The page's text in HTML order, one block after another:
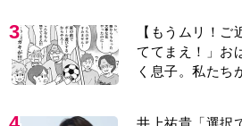
く息子。私た
話】
4
井上祐貴「選択
る』では横沢役